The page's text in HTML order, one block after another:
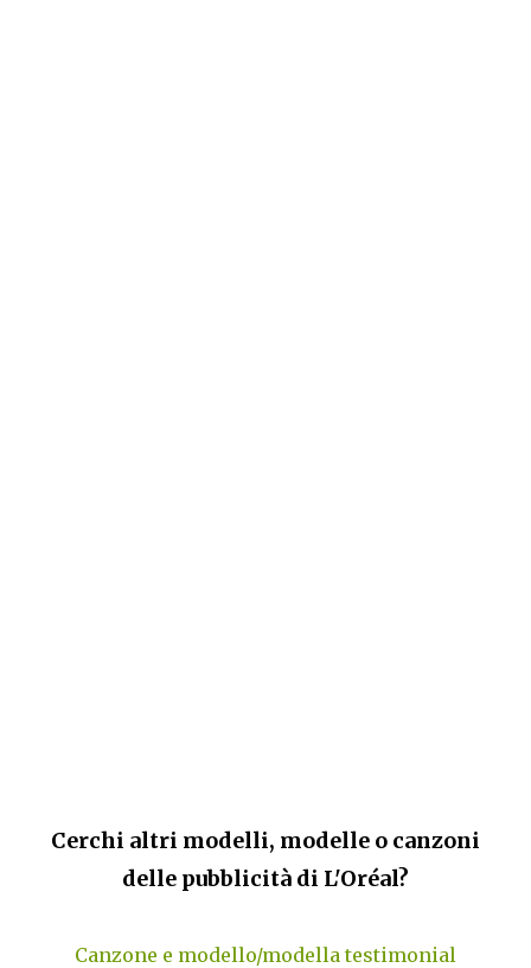
Cerchi altri modelli, modelle o canzoni
delle pubblicità di L'Oréal?
Canzone e modello/modella testimonial